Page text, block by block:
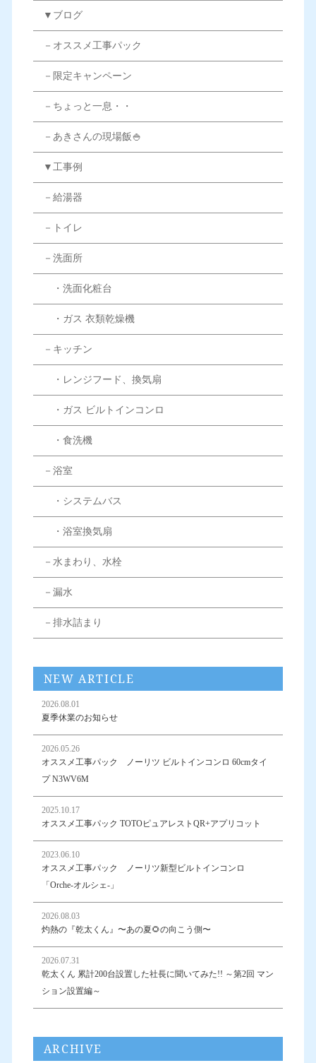
▼ブログ
－オススメ工事パック
－限定キャンペーン
－ちょっと一息・・
－あきさんの現場飯🍚
▼工事例
－給湯器
－トイレ
－洗面所
・洗面化粧台
・ガス 衣類乾燥機
－キッチン
・レンジフード、換気扇
・ガス ビルトインコンロ
・食洗機
－浴室
・システムバス
・浴室換気扇
－水まわり、水栓
－漏水
－排水詰まり
NEW ARTICLE
2026.08.01
夏季休業のお知らせ
2026.05.26
オススメ工事パック ノーリツ ビルトインコンロ 60cmタイ
プ N3WV6M
2025.10.17
オススメ工事パック TOTOピュアレストQR+アプリコット
2023.06.10
オススメ工事パック ノーリツ新型ビルトインコンロ
「Orche-オルシェ-」
2026.08.03
灼熱の『乾太くん』〜あの夏🌻の向こう側〜
2026.07.31
乾太くん 累計200台設置した社長に聞いてみた!! ～第2回 マン
ション設置編～
ARCHIVE